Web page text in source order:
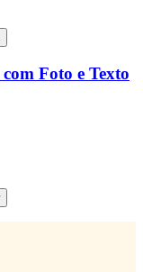
Foto e Texto